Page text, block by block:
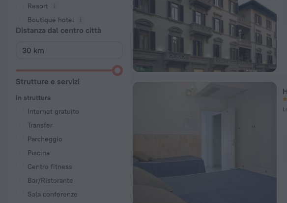
Resort
Boutique hotel
Distanza dal centro città
Strutture e servizi
In struttura
Internet gratuito
Transfer
Parcheggio
Piscina
Centro fitness
Bar/Ristorante
Sala conferenze